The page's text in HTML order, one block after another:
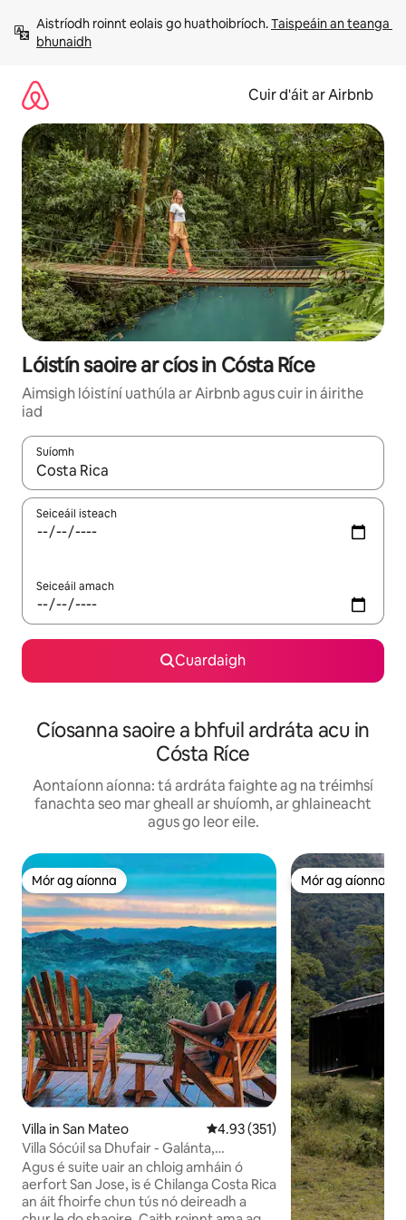
chuig
ábhar
Aistríodh roinnt eolais go huathoibríoch. Taispeáin an teanga
bhunaidh
Cuir d'áit ar Airbnb
Lóistín saoire ar cíos in Cósta Ríce
Aimsigh lóistíní uathúla ar Airbnb agus cuir in áirithe
iad
Suíomh
Nuair a bheidh torthaí ar fáil, déan nascleanúint le
Seiceáil isteach
Seiceáil amach
Cuardaigh
Cíosanna saoire a bhfuil ardráta acu in
Cósta Ríce
Aontaíonn aíonna: tá ardráta faighte ag na tréimhsí
fanachta seo mar gheall ar shuíomh, ar ghlaineacht
agus go leor eile.
Mór ag aíonna
Mór ag aíonna
Villa in San Mateo Meánrátáil 4.93 as 5, 351
4.93 (351)
Villa Sócúil sa Dhufair - Galánta,
Príobháideach, Suaimhneach
Agus é suite uair an chloig amháin ó
aerfort San Jose, is é Chilanga Costa Rica
an áit fhoirfe chun tús nó deireadh a
Mór ag aíonna
Mór ag aíonna